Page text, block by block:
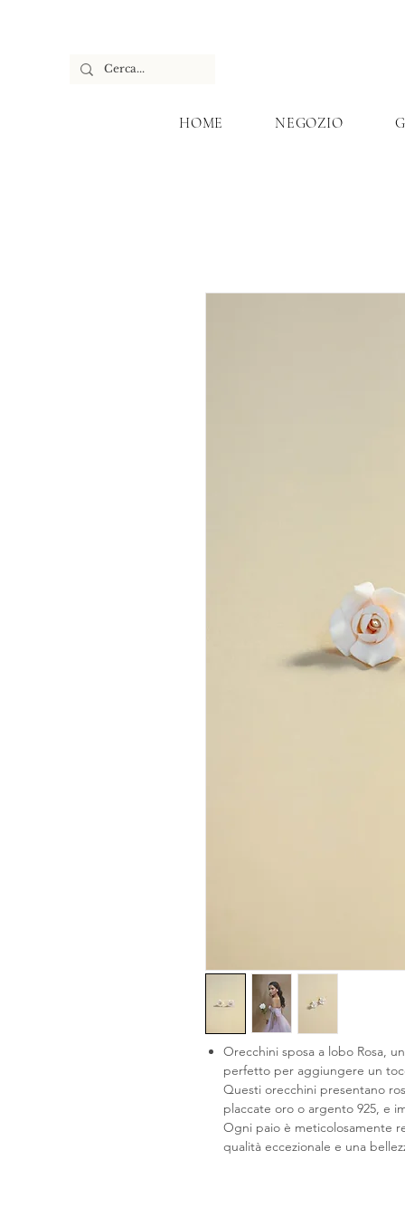
HOME NEGOZIO
Orecchini sposa a lobo Rosa,
perfetto per aggiungere un
Questi orecchini presentano
placcate oro o argento 925, e
Ogni paio è meticolosamente
qualità eccezionale e una